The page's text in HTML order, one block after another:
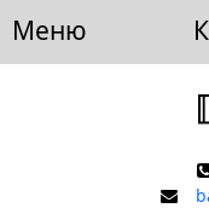
МенюДоставка и